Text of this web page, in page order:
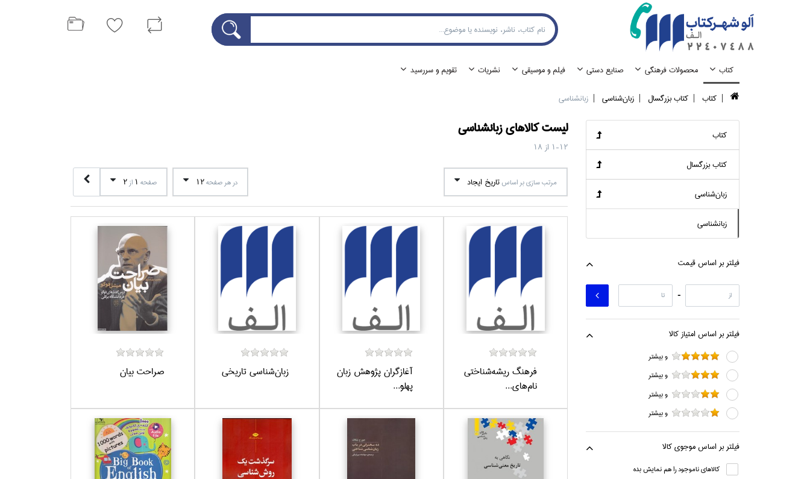
كتاب محصولات فرهنگي صنايع دستي فيلم و موسيقي نشريات
تقويم و سررسيد
كتاب
كتاب بزرگسال زبان‌شناسي زبانشناسي
كتاب
كتاب بزرگسال
زبان‌شناسي
زبانشناسي
فيلتر بر اساس قيمت
-
فيلتر بر اساس امتياز كالا
و بيشتر
و بيشتر
و بيشتر
و بيشتر
فيلتر بر اساس موجوي كالا
كالاهاي ناموجود را هم نمايش بده
ليست کالا‌هايزبانشناسي
1-12 از 18
مرتب سازي بر اساس تاريخ ايجاد در هر صفحه12 صفحه 1 از 2
فرهنگ ريشه‌شناختي
نام‌هاي...
آغاز‌گران پژوهش زبان
پهلو...
زبان‌شناسي تاريخي صراحت بيان